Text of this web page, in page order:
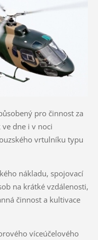
pro činnost za
dne i v noci
vrtulníku typu
nákladu, spojovací
na krátké vzdálenosti,
činnost a kultivace
víceúčelového